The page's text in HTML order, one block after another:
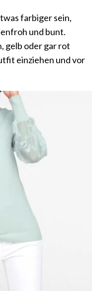
farbiger sein,
und bunt.
gelb oder gar rot
einziehen und vor